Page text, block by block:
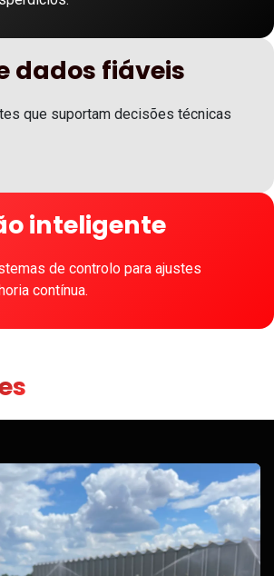
dados fiáveis
que suportam decisões técnicas
inteligente
de controlo para ajustes
contínua.